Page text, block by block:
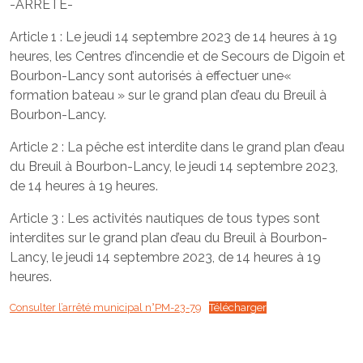
-ARRETE-
Article 1 : Le jeudi 14 septembre 2023 de 14 heures à 19
heures, les Centres d’incendie et de Secours de Digoin et
Bourbon-Lancy sont autorisés à effectuer une«
formation bateau » sur le grand plan d’eau du Breuil à
Bourbon-Lancy.
Article 2 : La pêche est interdite dans le grand plan d’eau
du Breuil à Bourbon-Lancy, le jeudi 14 septembre 2023,
de 14 heures à 19 heures.
Article 3 : Les activités nautiques de tous types sont
interdites sur le grand plan d’eau du Breuil à Bourbon-
Lancy, le jeudi 14 septembre 2023, de 14 heures à 19
heures.
Consulter l’arrêté municipal n°PM-23-79 Télécharger